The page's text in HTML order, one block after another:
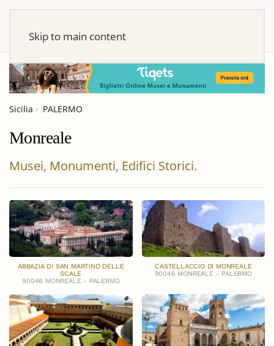
Skip to main content
Sicilia PALERMO
Monreale
Musei, Monumenti, Edifici Storici.
ABBAZIA DI SAN MARTINO DELLE
SCALE
90046 MONREALE - PALERMO
CASTELLACCIO DI MONREALE
90046 MONREALE - PALERMO